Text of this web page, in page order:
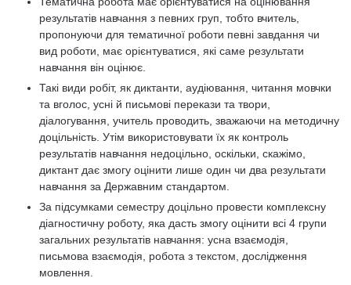
результатів навчання з певних груп, тобто вчитель,
пропонуючи для тематичної роботи певні завдання чи
вид роботи, має орієнтуватися, які саме результати
навчання він оцінює.
Такі види робіт, як диктанти, аудіювання, читання мовчки
та вголос, усні й письмові перекази та твори,
діалогування, учитель проводить, зважаючи на методичну
доцільність. Утім використовувати їх як контроль
результатів навчання недоцільно, оскільки, скажімо,
диктант дає змогу оцінити лише один чи два результати
навчання за Державним стандартом.
За підсумками семестру доцільно провести комплексну
діагностичну роботу, яка дасть змогу оцінити всі 4 групи
загальних результатів навчання: усна взаємодія,
письмова взаємодія, робота з текстом, дослідження
мовлення.